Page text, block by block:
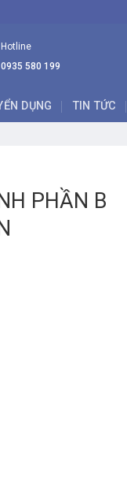
Hotline
0935 580 199
DỤNG TIN TỨC
PHẦN B